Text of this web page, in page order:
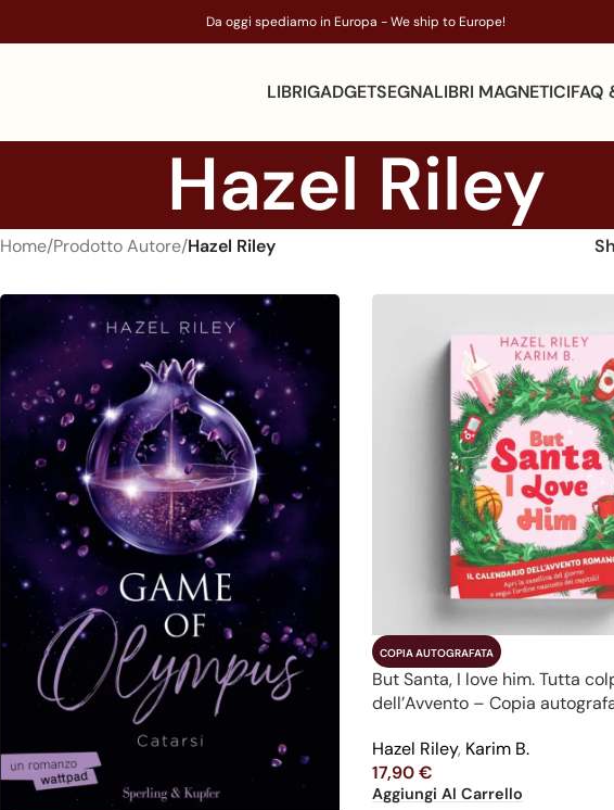
Da oggi spediamo in Europa - We ship to Europe!
LIBRIGADGETSEGNALIBRI MAGNETICIFAQ
Hazel Riley
Home/Prodotto Autore/Hazel Riley
COPIA AUTOGRAFATA
But Santa, I love him. Tutta
dell’Avvento – Copia
Hazel Riley, Karim B.
17,90€
Aggiungi Al Carrello